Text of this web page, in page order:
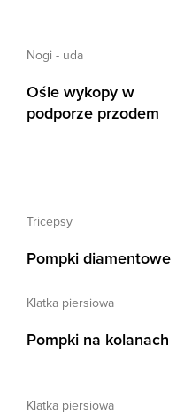
nogi - uda
Ośle wykopy w
podporze przodem
tricepsy
Pompki diamentowe
klatka piersiowa
Pompki na kolanach
klatka piersiowa